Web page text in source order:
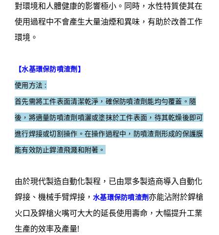
對環境和人體健康的影響極小。同時，水性特質使其在
使用過程中不會產生大量油煙和異味，有助於改善工作
環境。
【水基環保防噴渣劑】
使用方法 :
首先需將工件表面清潔乾淨，確保防噴渣劑能均勻覆蓋。隨
後，將適量防噴渣劑噴灑或塗抹於工件表面，待其乾燥後即可
進行焊接或切割操作。在操作過程中，防噴渣劑形成的保護膜
能有效防止銲渣飛濺和附著。
由於現代製造自動化製程，已由眾多製造商導入自動化
銲接、機械手臂焊接， 水基環保防噴渣劑亦能沾附於銲槍
火口及銲槍火嘴可大大的延長使用壽命，大幅提升工業
生產的效率及產量!